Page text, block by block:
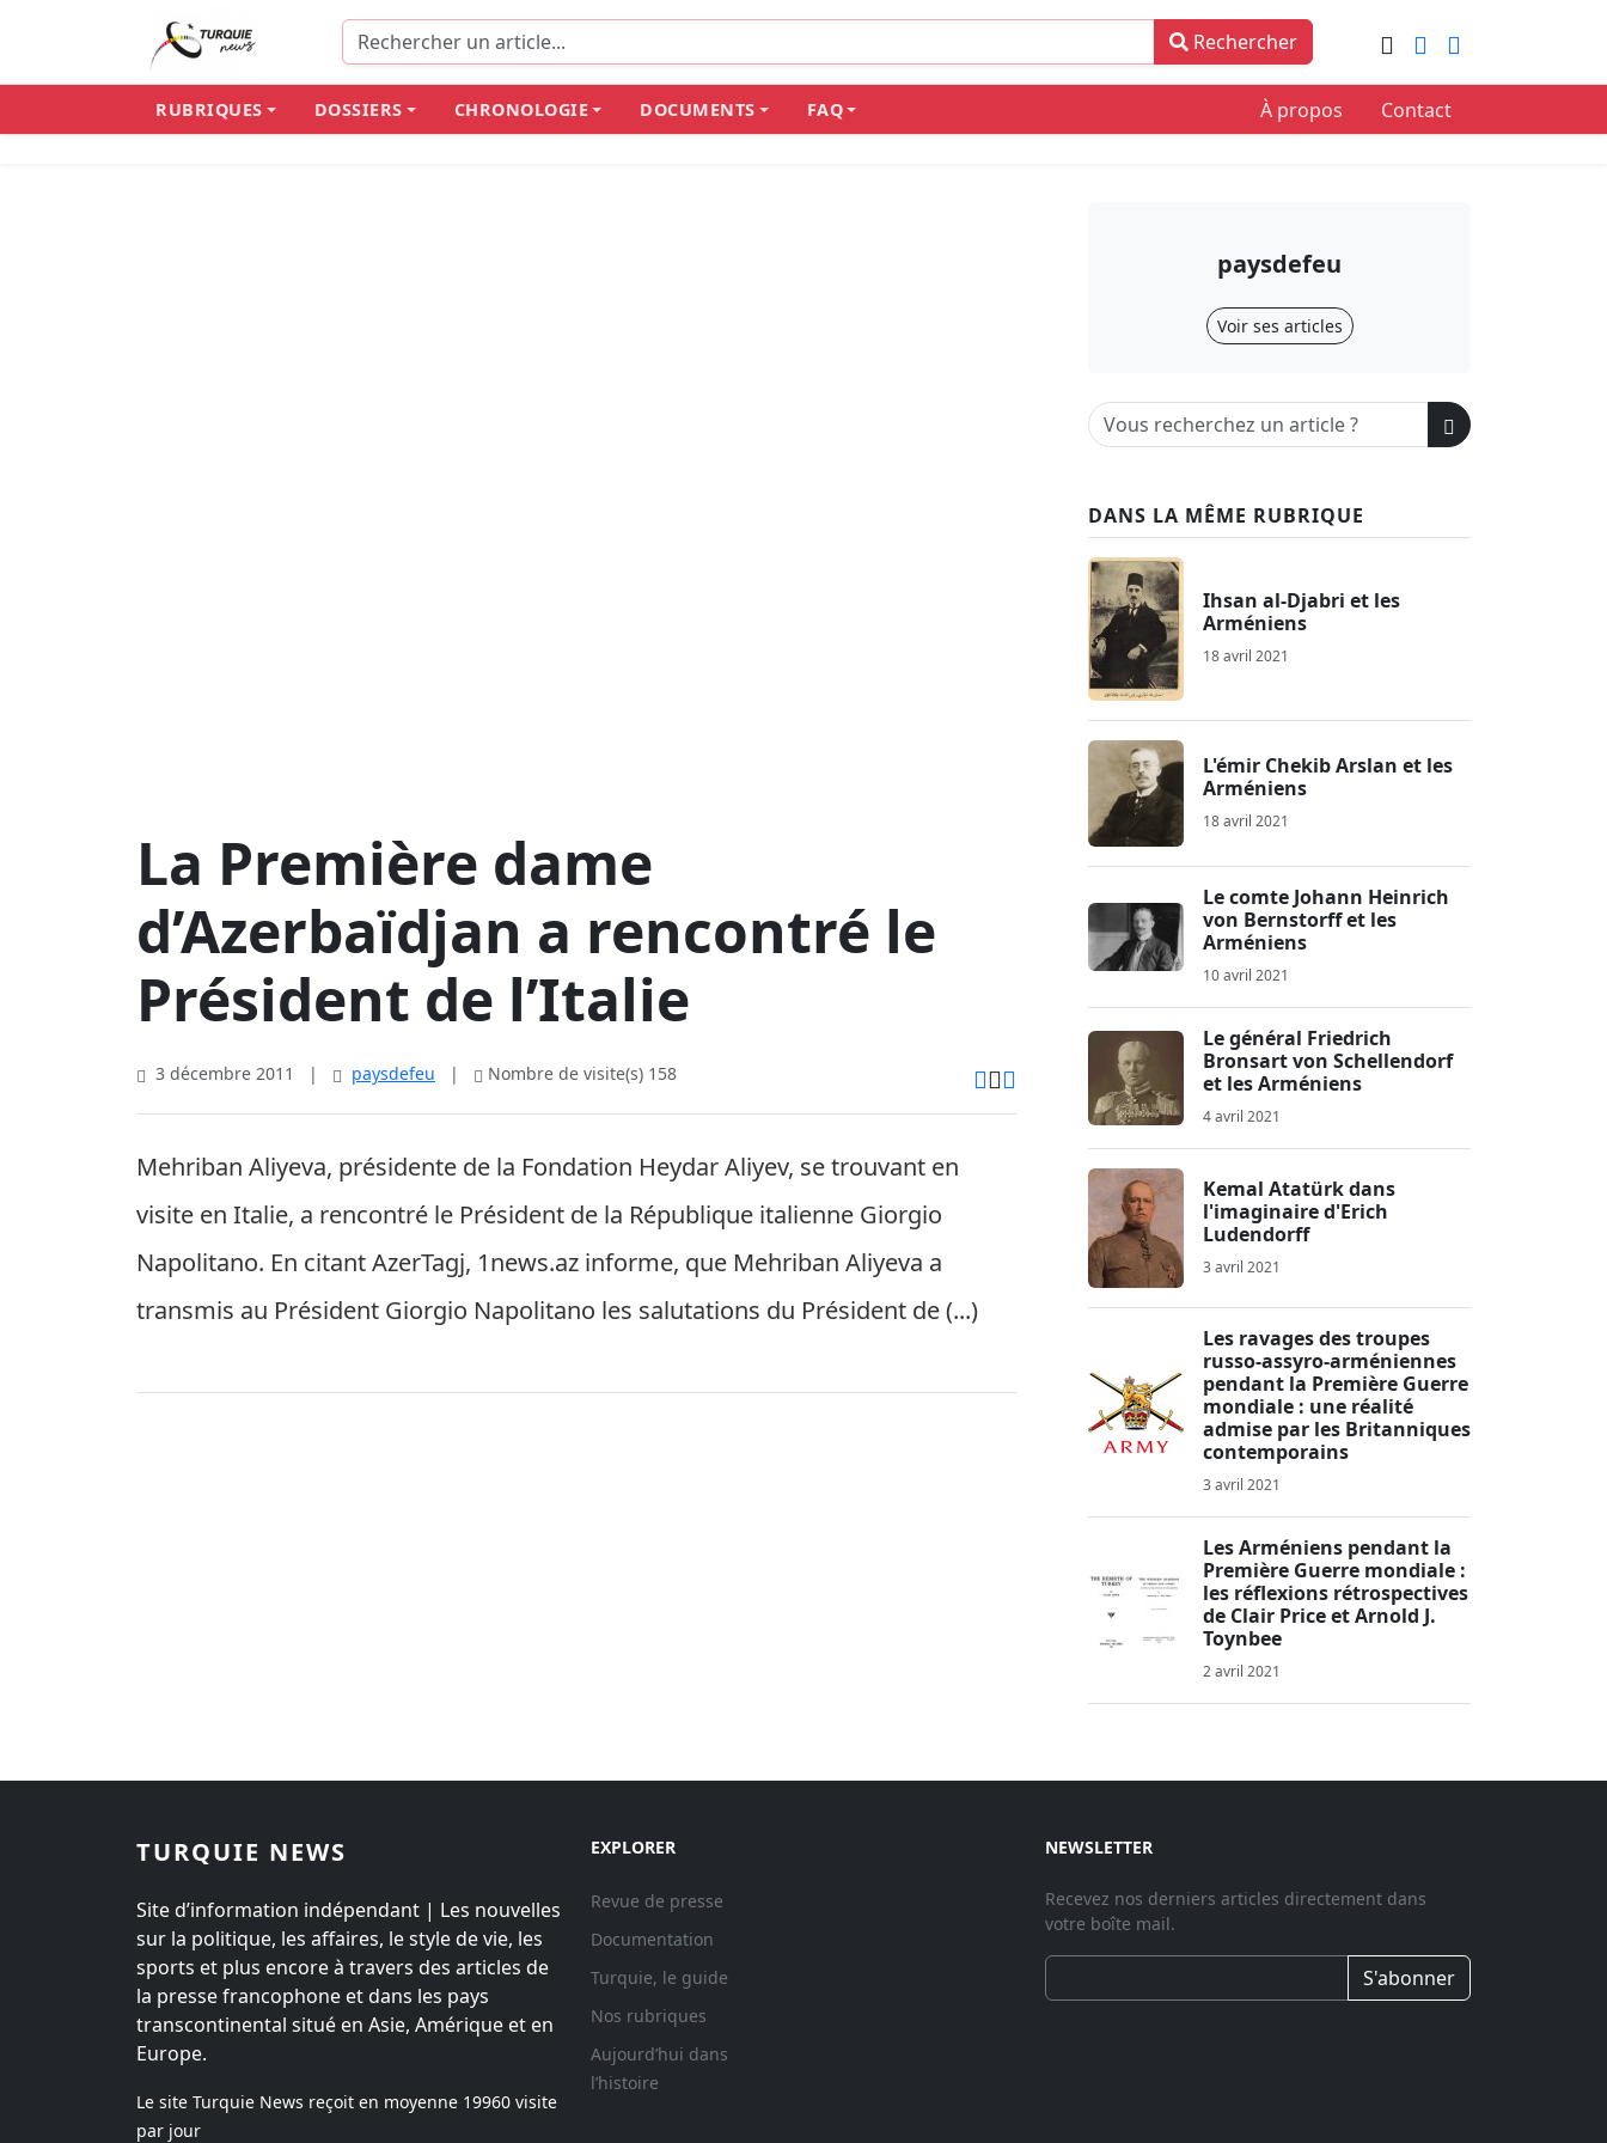
Rechercher
RUBRIQUES DOSSIERS CHRONOLOGIE DOCUMENTS FAQ À propos Contact
La Première dame
d’Azerbaïdjan a rencontré le
Président de l’Italie
3 décembre 2011 | paysdefeu | Nombre de visite(s) 158
Mehriban Aliyeva, présidente de la Fondation Heydar Aliyev, se trouvant en
visite en Italie, a rencontré le Président de la République italienne Giorgio
Napolitano. En citant AzerTagj, 1news.az informe, que Mehriban Aliyeva a
transmis au Président Giorgio Napolitano les salutations du Président de (...)
paysdefeu
Voir ses articles
DANS LA MÊME RUBRIQUE
Ihsan al-Djabri et les
Arméniens
18 avril 2021
L'émir Chekib Arslan et les
Arméniens
18 avril 2021
Le comte Johann Heinrich
von Bernstorff et les
Arméniens
10 avril 2021
Le général Friedrich
Bronsart von Schellendorf
et les Arméniens
4 avril 2021
Kemal Atatürk dans
l'imaginaire d'Erich
Ludendorff
3 avril 2021
Les ravages des troupes
russo-assyro-arméniennes
pendant la Première Guerre
mondiale : une réalité
admise par les Britanniques
contemporains
3 avril 2021
Les Arméniens pendant la
Première Guerre mondiale :
les réflexions rétrospectives
de Clair Price et Arnold J.
Toynbee
2 avril 2021
TURQUIE NEWS
Site d’information indépendant | Les nouvelles
sur la politique, les affaires, le style de vie, les
sports et plus encore à travers des articles de
la presse francophone et dans les pays
transcontinental situé en Asie, Amérique et en
Europe.
Le site Turquie News reçoit en moyenne 19960 visite
par jour
EXPLORER
Revue de presse
Documentation
Turquie, le guide
Nos rubriques
Aujourd’hui dans
l’histoire
NEWSLETTER
Recevez nos derniers articles directement dans
votre boîte mail.
S'abonner